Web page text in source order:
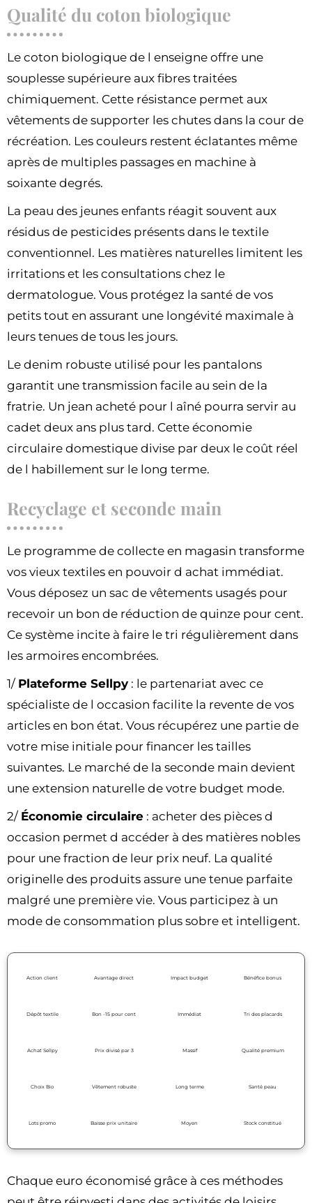
Qualité du coton biologique
Le coton biologique de l enseigne offre une
souplesse supérieure aux fibres traitées
chimiquement. Cette résistance permet aux
vêtements de supporter les chutes dans la cour de
récréation. Les couleurs restent éclatantes même
après de multiples passages en machine à
soixante degrés.
La peau des jeunes enfants réagit souvent aux
résidus de pesticides présents dans le textile
conventionnel. Les matières naturelles limitent les
irritations et les consultations chez le
dermatologue. Vous protégez la santé de vos
petits tout en assurant une longévité maximale à
leurs tenues de tous les jours.
Le denim robuste utilisé pour les pantalons
garantit une transmission facile au sein de la
fratrie. Un jean acheté pour l aîné pourra servir au
cadet deux ans plus tard. Cette économie
circulaire domestique divise par deux le coût réel
de l habillement sur le long terme.
Recyclage et seconde main
Le programme de collecte en magasin transforme
vos vieux textiles en pouvoir d achat immédiat.
Vous déposez un sac de vêtements usagés pour
recevoir un bon de réduction de quinze pour cent.
Ce système incite à faire le tri régulièrement dans
les armoires encombrées.
1/ Plateforme Sellpy : le partenariat avec ce
spécialiste de l occasion facilite la revente de vos
articles en bon état. Vous récupérez une partie de
votre mise initiale pour financer les tailles
suivantes. Le marché de la seconde main devient
une extension naturelle de votre budget mode.
2/ Économie circulaire : acheter des pièces d
occasion permet d accéder à des matières nobles
pour une fraction de leur prix neuf. La qualité
originelle des produits assure une tenue parfaite
malgré une première vie. Vous participez à un
mode de consommation plus sobre et intelligent.
Action client Avantage direct Impact budget Bénéfice bonus
Dépôt textile Bon -15 pour cent Immédiat Tri des placards
Achat Sellpy Prix divisé par 3 Massif Qualité premium
Choix Bio Vêtement robuste Long terme Santé peau
Lots promo Baisse prix unitaire Moyen Stock constitué
Chaque euro économisé grâce à ces méthodes